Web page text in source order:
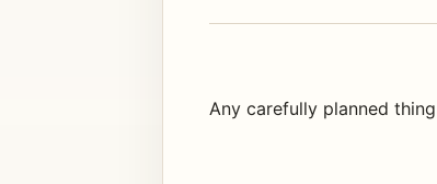
Any carefully planned